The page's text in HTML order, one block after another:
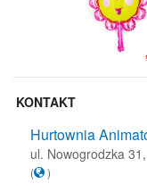
KONTAKT
Hurtownia
ul. Nowogrodzka
( )